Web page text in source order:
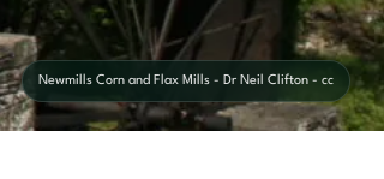
Newmills Corn and Flax Mills - Dr Neil Clifton - cc